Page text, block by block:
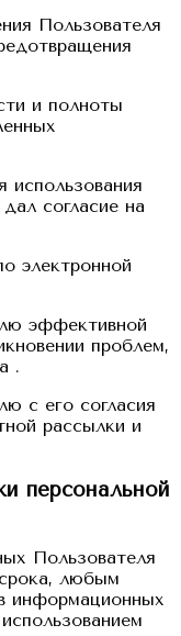
Пользователя
и полноты
использования
согласие на
электронной
эффективной
проблем,
.
с его согласия
рассылки и
персональной
Пользователя
любым
информационных